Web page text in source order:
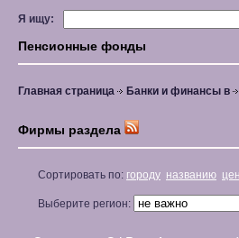
Я ищу:
Пенсионные фонды
Главная страница Банки и финансы в
Фирмы раздела
Сортировать по: городу названию
Выберите регион: